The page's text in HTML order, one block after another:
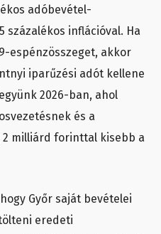
adóbevétel-
százalékos inflációval. Ha
espénzösszeget, akkor
iparűzési adót kellene
2026-ban, ahol
és a
2 milliárd forinttal kisebb a
Győr saját bevételei
eredeti